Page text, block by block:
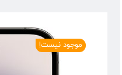
موجود نیست!